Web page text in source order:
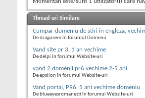
Momentan este/sunt 1 utilizator(i) care
Thread-uri Similare
Cumpar domeniu de stiri in engleza,
De dragoserv în forumul Domenii
Vand site pr 3, 1 an vechime
De delpi în forumul Website-uri
vand 2 domenii pr6 vechime 2-5 ani.
De epsilon în forumul Website-uri
Vand portal, PR6, 5 ani vechime domeniu
De blueeyesromanesti în forumul Website-uri